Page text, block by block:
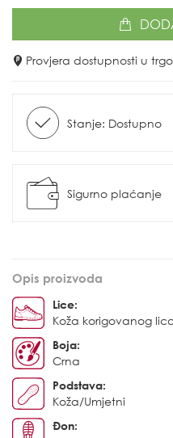
Provjera dostupnosti u
Stanje: Dostupno
Sigurno plaćanje
Opis proizvoda
Lice:
Koža korigovanog
Boja:
Crna
Podstava:
Koža/Umjetni
Đon: